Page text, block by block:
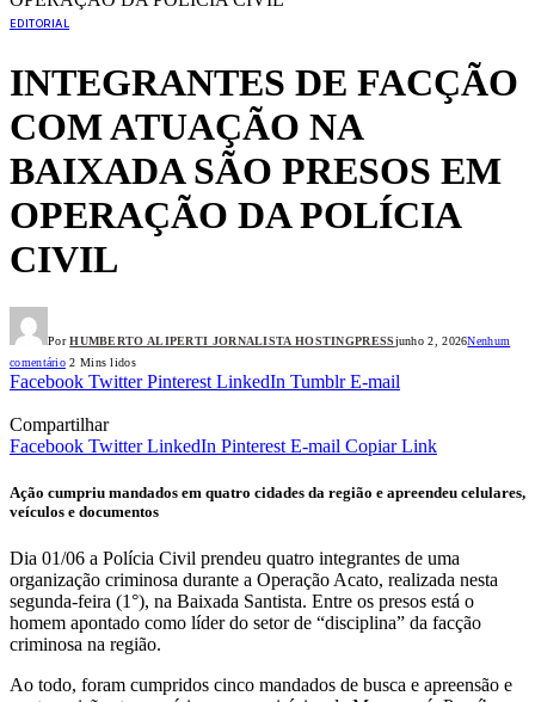
EDITORIAL
INTEGRANTES DE FACÇÃO
COM ATUAÇÃO NA
BAIXADA SÃO PRESOS EM
OPERAÇÃO DA POLÍCIA
CIVIL
Por HUMBERTO ALIPERTI JORNALISTA HOSTINGPRESSjunho 2, 2026Nenhum
comentário 2 Mins lidos
Facebook Twitter Pinterest LinkedIn Tumblr E-mail
Compartilhar
Facebook Twitter LinkedIn Pinterest E-mail Copiar Link
Ação cumpriu mandados em quatro cidades da região e apreendeu celulares,
veículos e documentos
Dia 01/06 a Polícia Civil prendeu quatro integrantes de uma
organização criminosa durante a Operação Acato, realizada nesta
segunda-feira (1°), na Baixada Santista. Entre os presos está o
homem apontado como líder do setor de “disciplina” da facção
criminosa na região.
Ao todo, foram cumpridos cinco mandados de busca e apreensão e